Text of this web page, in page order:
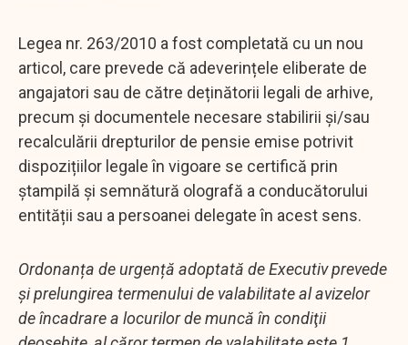
Legea nr. 263/2010 a fost completată cu un nou
articol, care prevede că adeverințele eliberate de
angajatori sau de către deținătorii legali de arhive,
precum și documentele necesare stabilirii și/sau
recalculării drepturilor de pensie emise potrivit
dispozițiilor legale în vigoare se certifică prin
ștampilă și semnătură olografă a conducătorului
entității sau a persoanei delegate în acest sens.
Ordonanța de urgență adoptată de Executiv prevede
și prelungirea termenului de valabilitate al avizelor
de încadrare a locurilor de muncă în condiţii